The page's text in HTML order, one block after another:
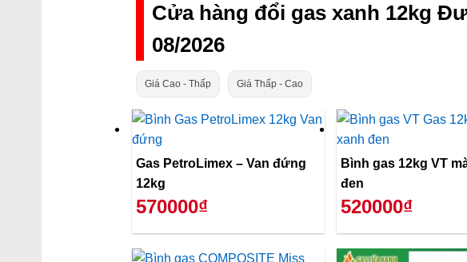
Cửa hàng đổi gas xanh 12kg
08/2026
Giá Cao - Thấp Giá Thấp - Cao
Gas PetroLimex – Van đứng
12kg
570000₫
Bình gas 12kg VT
đen
520000₫